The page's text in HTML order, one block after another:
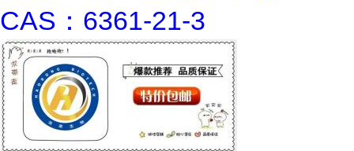
CAS：6361-21-3